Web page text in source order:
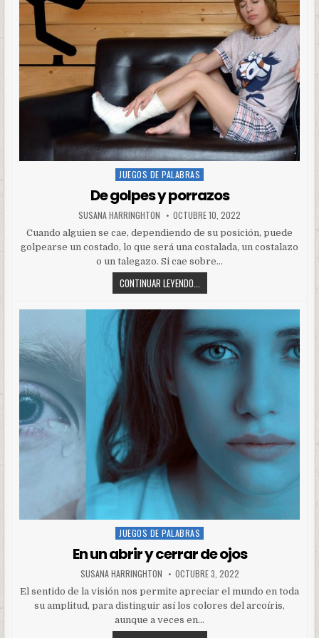
Posted
JUEGOS DE PALABRAS
De golpes y porrazos
SUSANA HARRINGHTON OCTUBRE 10, 2022
Cuando alguien se cae, dependiendo de su posición, puede
golpearse un costado, lo que será una costalada, un costalazo
o un talegazo. Si cae sobre…
CONTINUAR LEYENDO...
Posted
in
JUEGOS DE PALABRAS
En un abrir y cerrar de ojos
SUSANA HARRINGHTON OCTUBRE 3, 2022
El sentido de la visión nos permite apreciar el mundo en toda
su amplitud, para distinguir así los colores del arcoíris,
aunque a veces en…